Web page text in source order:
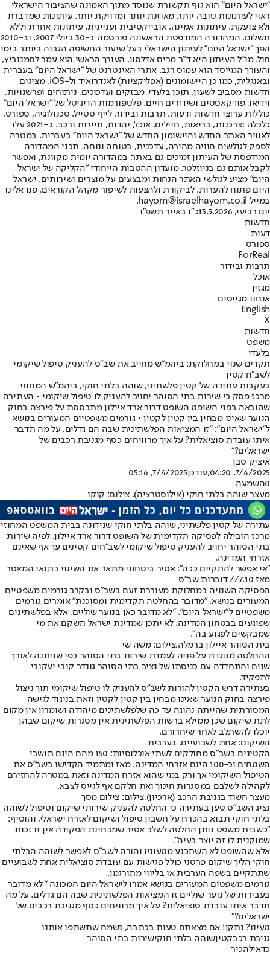
"ישראל היום" הוא גוף תקשורת שנוסד מתוך האמונה שהציבור הישראלי
ראוי לעיתונות טובה יותר, מאוזנת יותר ומדויקת יותר. עיתונות שמדברת
ולא צועקת. עיתונות אמינה, אובייקטיבית ועניינית. עיתונות אחרת וללא
תשלום. המהדורה המודפסת הראשונה פורסמה ב-30 ביולי 2007, וב-2010
הפך "ישראל היום" לעיתון הישראלי בעל שיעור החשיפה הגבוה ביותר בימי
חול. מו"ל העיתון היא ד"ר מרים אדלסון. העורך הראשי הוא עמר לחמנוביץ,
והעורך המייסד הוא עמוס רגב. אתרי האינטרנט של "ישראל היום" בעברית
ובאנגלית, כמו כן היישומונים (אפליקציות) לאנדרואיד ול-iOS, מציגים
חדשות מסביב לשעון, תוכן בלעדי, מבזקים ועדכונים, ניתוחים ופרשנויות,
וידיאו, פודקאסטים ושידורים חיים. פלטפורמות הדיגיטל של "ישראל היום"
כוללות ערוצי חדשות ודעות, תרבות ובידור, לייף סטייל, טכנולוגיה, ספורט,
כלכלה וצרכנות, בריאות, חיילים, אוכל, יהדות, תיירות ורכב. ב-2021 עלו
לאוויר האתר החדש והיישומון החדש של "ישראל היום" בעברית, במטרה
לספק לגולשים חוויה מהירה, עדכנית, בטוחה ונוחה. תכני המהדורה
המודפסת של העיתון זמינים גם באתר, במהדורה יומית מקוונת, ואפשר
לקבל אותם גם בניוזלטר. מועדון ההטבות הייחודי "הקליקה של ישראל
היום" מציע לגולשי האתר הנחות ומבצעים על מוצרים ושירותים. ישראל
היום פתוח להערות, לביקורת ולהצעות לשיפור מקהל הקוראים. פנו אלינו
במייל hayom@israelhayom.co.il.
יום רביעי, 13.5.2026
כ"ו באייר תשפ"ו
חדשות
דעות
ספורט
ForReal
תרבות ובידור
אוכל
מגזין
אנחנו מגייסים
English
X
חדשות
משפט
בלעדי
תקדים שנוי במחלוקת: ביהמ"ש מחייב את שב"ס להעניק טיפול שיקומי
לשב"ח קטין
בעקבות עתירה של קטין פלשתיני, שוהה בלתי חוקי, ביהמ"ש המחוזי
מרכז פסק כי שירות בתי הסוהר יחויב להעניק לו טיפול שיקומי • העתירה
שהובאה בפני השופט השופט דרור ארד איילון מתבססת על פירצה בחוק
הנוער שאינו מבחין בין קטין לקטין • גורמים משפטיים המעורים בנושא
ל"ישראל היום": "זו המציאות הפלשתינית שבה הם גדלים, על מה תדבר
איתו עובדת סוציאלית? על איך מרוויחים כסף מגניבת רכבים של
ישראלים?"
איציק סבן
7/4/2025, 04:20
,עודכן7/4/2025, 05:16
0השמעה
מעצר שוהה בלתי חוקי (אילוסטרציה). צילום: קוקו
עתירה של קטין פלשתיני, שוהה בלתי חוקי שנידונה בבית המשפט המחוזי
מרכז הובילה לפסיקה תקדימית של השופט דרור ארד איילון, לפיה שירות
בתי הסוהר יחויב להעניק טיפול שיקומי לשב"חים קטינים עך אף שאינם
אזרחי המדינה.
"אי אפשר להתקיים ככה": אסיר ביטחוני מתאר את השינוי בתנאי המאסר
מאז 7.10// דוברות שב"ס
הפסיקה השנויה במחלוקת מעוררת זעם בשב"ס ובקרב גורמים משפטיים
המעורים בנושא. "מדובר בהחלטה תקדימית ומסוכנת" אומרים גורמים
משפטיים ל"ישראל היום". "לא מדובר כאן בנוער שוליים, אלא בפלשתינים
שפוגעים בבטחון המדינה, לא יתכן שמדינת ישראל תשקם את מי
שמבקשים לפגוע בה".
בית הסוהר איילון ברמלה,צילום: משה שי
ההחלטה מנוגדת על פניה לעמדת שירות בתי הסוהר כפי שניתנה לאורך
שנים והתחדדה עם כניסתו של נציב בתי הסוהר גונדר קובי יעקובי
לתפקיד.
בעתירה דרש הקטין להורות לשב״ס להעניק לו טיפול שיקומי תוך ניצול
פירצה בחוק הנוער שאינו מבחין בין קטין לקטין וזאת בניגוד לגישה
המסורתית שהייתה נהוגה עד כה שלפלשתינים מיהודה ושומרון אין מקום
לתת שיקום שכן ממילא ברשות הפלשתינית אין מסגרות שיקום שבהן
יוכלו להשתלב לאחר שיחרורם.
השיקום: אחת לשבועיים, בערבית
הקטינים בשב״ס מחולקים לשתי אוכלוסיות: 150 מהם הינם תושבי
השטחים וכ-100 הינם אזרחי המדינה. מאז ומתמיד הקדישו בשב״ס את
הטיפול השיקומי אך ורק במי שהוא אזרח המדינה וזאת במטרה להחזירם
לקהילה לשלבם במסגרות חינוך ואת חלקם אף לגייס לצבא.
מעצר חשוד בגניבת הרכב (ארכיון),צילום: צילום מסך
נציג השב״ס טען בעתירה כי החלטה להעניק שירותי שיקום וטיפול לשוהה
בלתי חוקי תבוא בהכרח על חשבון טיפול ושיקום לאזרח ישראלי, והוסיף:
״כשבית משפט נותן החלטה לשלב אסיר שמבחינת הפקודה אין זו זכות
שמוקנית לו זה יוצר בעיה״.
אלא שהשופט לא השתכנע מטעוניו והורה לשב״ס לאפשר לשוהה הבלתי
חוקי הליך שיקום פרטני כולל פגישות עם עובדת סוציאלית אחת לשבועיים
שתתקיים בשפה הערבית או בליווי מתורגמן.
גורמים משפטים המעורים בנושא אמרו לישראל היום המכונה ״ לא מדובר
בעבירות של נוער שוליים זו המציאות הפלשתינית שבה הם גדלים. על מה
תדבר איתו עובדת סוציאלית? על איך מרוויחים כסף מגניבת רכבים של
ישראלים?״
טעינו? נתקן! אם מצאתם טעות בכתבה, נשמח שתשתפו אותנו
גניבת רכבקטיןשוהה בלתי חוקישירות בתי הסוהר
כדאילהכיר